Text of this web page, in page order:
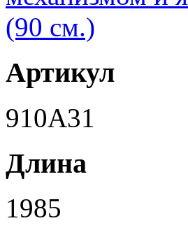
Артикул
910A31
Длина
1985